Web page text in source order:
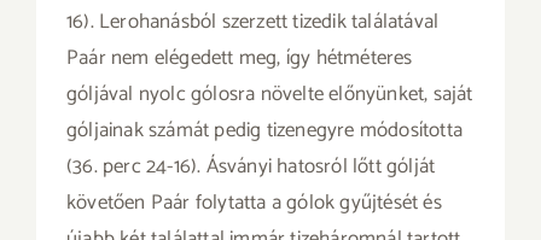
16). Lerohanásból szerzett tizedik találatával
Paár nem elégedett meg, így hétméteres
góljával nyolc gólosra növelte előnyünket, saját
góljainak számát pedig tizenegyre módosította
(36. perc 24-16). Ásványi hatosról lőtt gólját
követően Paár folytatta a gólok gyűjtését és